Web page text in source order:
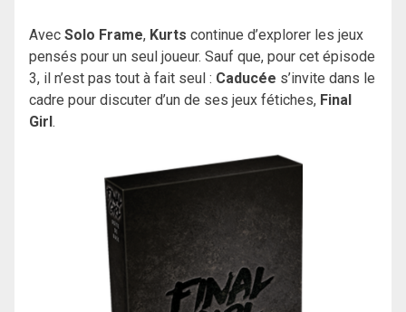
Avec Solo Frame, Kurts continue d’explorer les jeux
pensés pour un seul joueur. Sauf que, pour cet épisode
3, il n’est pas tout à fait seul : Caducée s’invite dans le
cadre pour discuter d’un de ses jeux fétiches, Final
Girl.